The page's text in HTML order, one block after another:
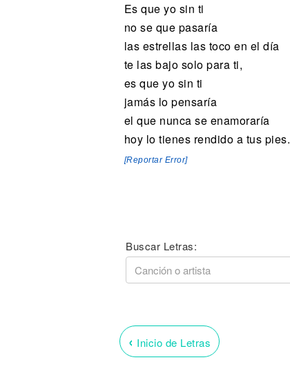
Es que yo sin ti
no se que pasaría
las estrellas las toco en el día
te las bajo solo para ti,
es que yo sin ti
jamás lo pensaría
el que nunca se enamoraría
hoy lo tienes rendido a tus pies.
[Reportar Error]
Buscar Letras:
‹ Inicio de Letras